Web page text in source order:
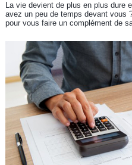
La vie devient de plus en plus dure
avez un peu de temps devant vous
pour vous faire un complément de